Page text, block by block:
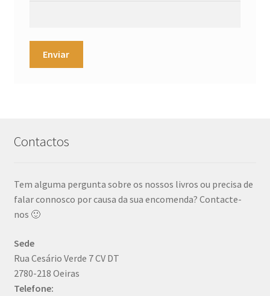
Contactos
Tem alguma pergunta sobre os nossos livros ou precisa de
falar connosco por causa da sua encomenda? Contacte-
nos 🙂
Sede
Rua Cesário Verde 7 CV DT
2780-218 Oeiras
Telefone: